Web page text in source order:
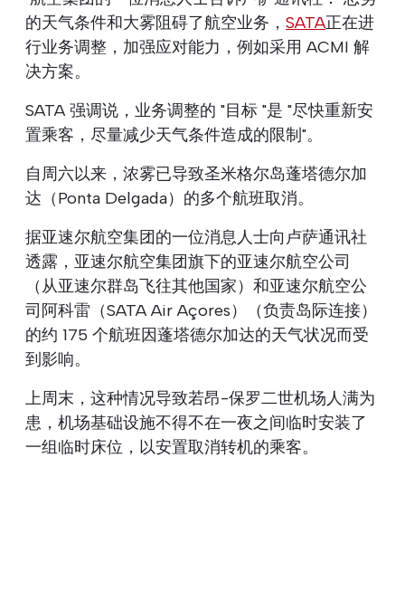
的天气条件和大雾阻碍了航空业务， SATA正在进
行业务调整，加强应对能力，例如采用 ACMI 解
决方案。
SATA 强调说，业务调整的 "目标 "是 "尽快重新安
置乘客，尽量减少天气条件造成的限制"。
自周六以来，浓雾已导致圣米格尔岛蓬塔德尔加
达（Ponta Delgada）的多个航班取消。
据亚速尔航空集团的一位消息人士向卢萨通讯社
透露，亚速尔航空集团旗下的亚速尔航空公司
（从亚速尔群岛飞往其他国家）和亚速尔航空公
司阿科雷（SATA Air Açores）（负责岛际连接）
的约 175 个航班因蓬塔德尔加达的天气状况而受
到影响。
上周末，这种情况导致若昂-保罗二世机场人满为
患，机场基础设施不得不在一夜之间临时安装了
一组临时床位，以安置取消转机的乘客。